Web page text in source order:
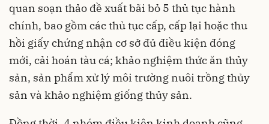
quan soạn thảo đề xuất bãi bỏ 5 thủ tục hành
chính, bao gồm các thủ tục cấp, cấp lại hoặc thu
hồi giấy chứng nhận cơ sở đủ điều kiện đóng
mới, cải hoán tàu cá; khảo nghiệm thức ăn thủy
sản, sản phẩm xử lý môi trường nuôi trồng thủy
sản và khảo nghiệm giống thủy sản.